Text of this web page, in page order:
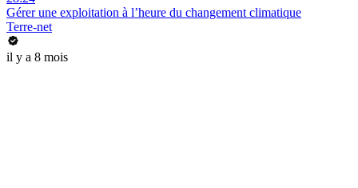
Gérer une exploitation à l’heure du changement climatique
Terre-net
il y a 8 mois